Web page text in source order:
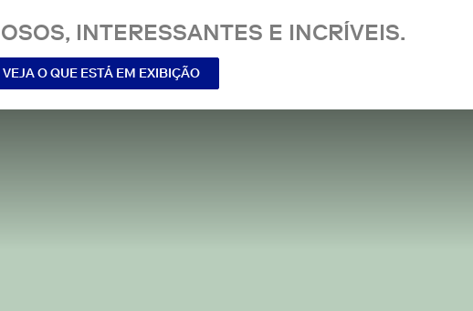
INTERESSANTES E INCRÍVEIS.
VEJA O QUE ESTÁ EM EXIBIÇÃO